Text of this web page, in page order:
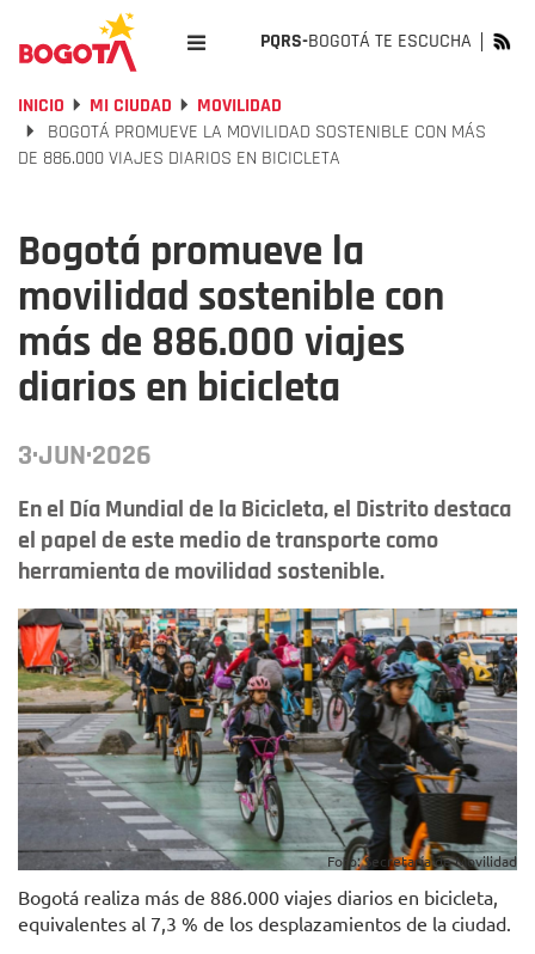
PQRS-BOGOTÁ TE ESCUCHA
INICIO MI CIUDAD
MOVILIDAD
BOGOTÁ PROMUEVE LA MOVILIDAD SOSTENIBLE CON MÁS
DE 886.000 VIAJES DIARIOS EN BICICLETA
Bogotá promueve la
movilidad sostenible con
más de 886.000 viajes
diarios en bicicleta
3·JUN·2026
En el Día Mundial de la Bicicleta, el Distrito destaca
el papel de este medio de transporte como
herramienta de movilidad sostenible.
Foto: Secretaría de Movilidad
Bogotá realiza más de 886.000 viajes diarios en bicicleta,
equivalentes al 7,3 % de los desplazamientos de la ciudad.